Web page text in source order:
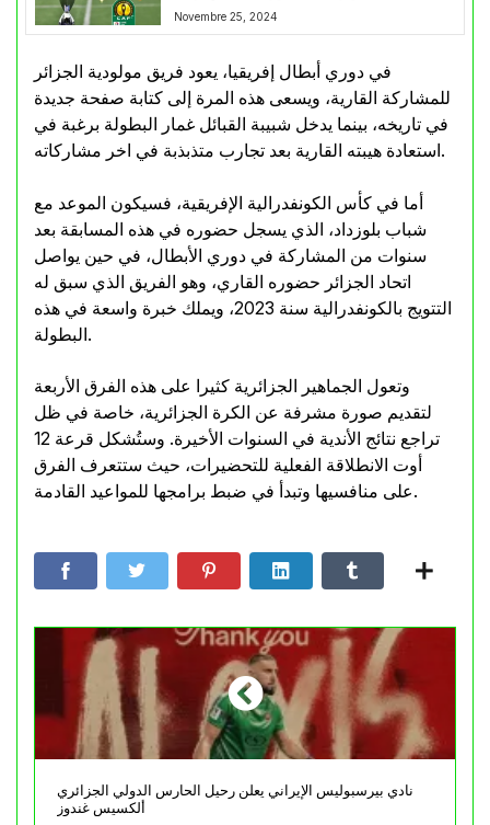
Novembre 25, 2024
في دوري أبطال إفريقيا، يعود فريق مولودية الجزائر
للمشاركة القارية، ويسعى هذه المرة إلى كتابة صفحة جديدة
في تاريخه، بينما يدخل شبيبة القبائل غمار البطولة برغبة في
استعادة هيبته القارية بعد تجارب متذبذبة في اخر مشاركاته.
أما في كأس الكونفدرالية الإفريقية، فسيكون الموعد مع
شباب بلوزداد، الذي يسجل حضوره في هذه المسابقة بعد
سنوات من المشاركة في دوري الأبطال، في حين يواصل
اتحاد الجزائر حضوره القاري، وهو الفريق الذي سبق له
التتويج بالكونفدرالية سنة 2023، ويملك خبرة واسعة في هذه
البطولة.
وتعول الجماهير الجزائرية كثيرا على هذه الفرق الأربعة
لتقديم صورة مشرفة عن الكرة الجزائرية، خاصة في ظل
تراجع نتائج الأندية في السنوات الأخيرة. وستُشكل قرعة 12
أوت الانطلاقة الفعلية للتحضيرات، حيث ستتعرف الفرق
على منافسيها وتبدأ في ضبط برامجها للمواعيد القادمة.
نادي بيرسبوليس الإيراني يعلن رحيل الحارس الدولي الجزائري
ألكسيس غندوز